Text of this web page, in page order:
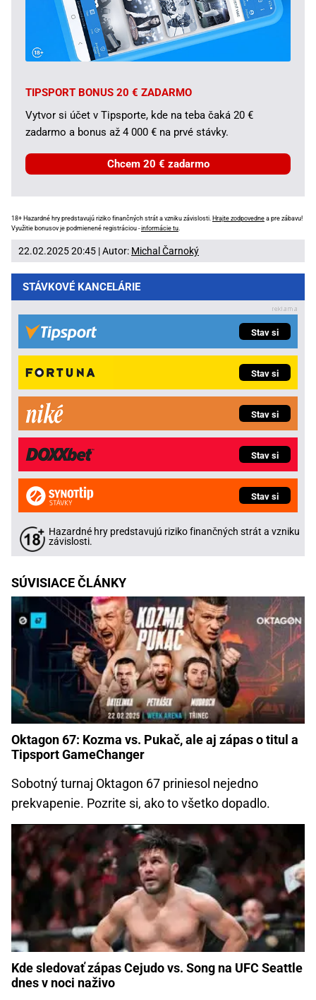
TIPSPORT BONUS 20 € ZADARMO
Vytvor si účet v Tipsporte, kde na teba čaká 20 €
zadarmo a bonus až 4 000 € na prvé stávky.
Chcem 20 € zadarmo
18+ Hazardné hry predstavujú riziko finančných strát a vzniku závislosti. Hrajte zodpovedne a pre zábavu!
Využitie bonusov je podmienené registráciou -informácie tu
22.02.2025 20:45 | Autor: Michal Čarnoký
STÁVKOVÉ KANCELÁRIE
Stav si
Stav si
Stav si
Stav si
Stav si
Hazardné hry predstavujú riziko finančných strát a vzniku
závislosti.
SÚVISIACE ČLÁNKY
Oktagon 67: Kozma vs. Pukač, ale aj zápas o titul a
Tipsport GameChanger
Sobotný turnaj Oktagon 67 priniesol nejedno
prekvapenie. Pozrite si, ako to všetko dopadlo.
Kde sledovať zápas Cejudo vs. Song na UFC Seattle
dnes v noci naživo